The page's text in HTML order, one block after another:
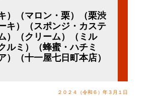
）（マロン・栗）（栗渋
キ）（スポンジ・カステ
）（クリーム）（ミル
ルミ）（蜂蜜・ハチミ
（十一屋七日町本店）
２０２４（令和６）年３月１日